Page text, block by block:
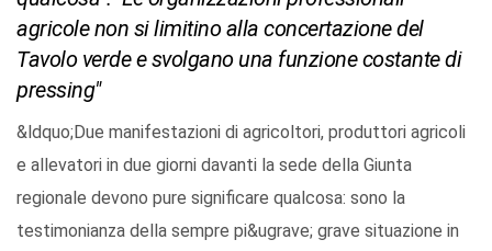
agricole non si limitino alla concertazione del
Tavolo verde e svolgano una funzione costante di
pressing"
&ldquo;Due manifestazioni di agricoltori, produttori agricoli
e allevatori in due giorni davanti la sede della Giunta
regionale devono pure significare qualcosa: sono la
testimonianza della sempre pi&ugrave; grave situazione in